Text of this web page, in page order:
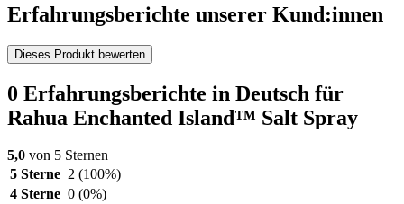
Erfahrungsberichte unserer Kund:innen
Dieses Produkt bewerten
0 Erfahrungsberichte in Deutsch für
Rahua Enchanted Island™ Salt Spray
5,0 von 5 Sternen
5 Sterne 2 (100%)
4 Sterne 0 (0%)